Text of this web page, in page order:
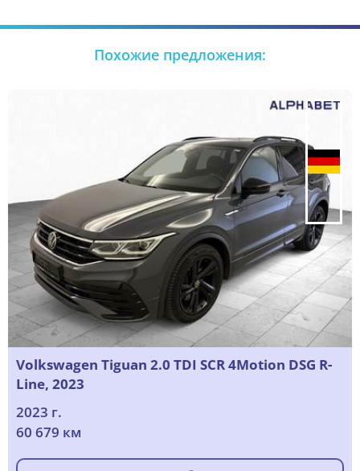
Похожие предложения:
Volkswagen Tiguan 2.0 TDI SCR 4Motion DSG R-
Line, 2023
2023 г.
60 679 км